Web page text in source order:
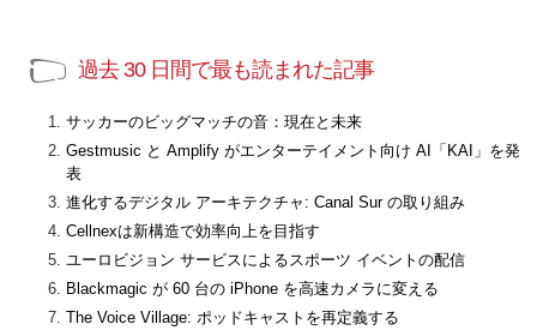
過去 30 日間で最も読まれた記事
サッカーのビッグマッチの音：現在と未来
Gestmusic と Amplify がエンターテイメント向け AI「KAI」を発
表
進化するデジタル アーキテクチャ: Canal Sur の取り組み
Cellnexは新構造で効率向上を目指す
ユーロビジョン サービスによるスポーツ イベントの配信
Blackmagic が 60 台の iPhone を高速カメラに変える
The Voice Village: ポッドキャストを再定義する